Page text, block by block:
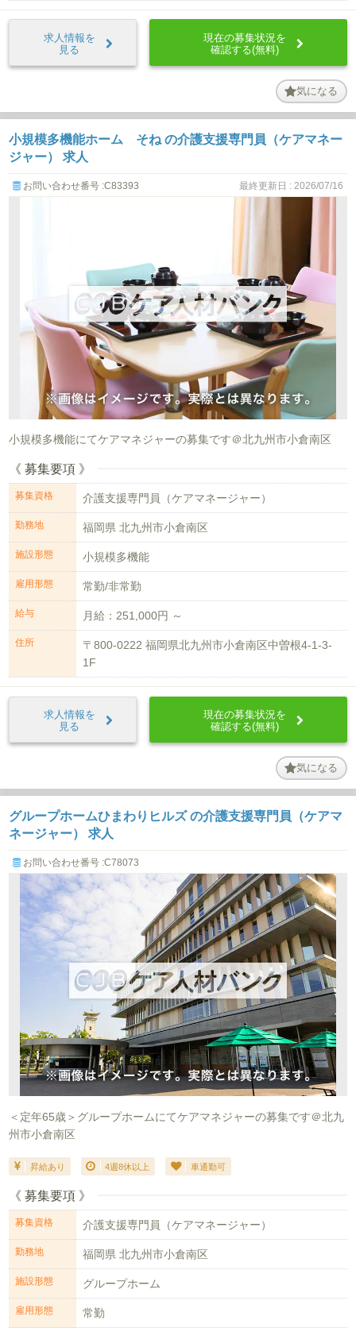
求人情報を
見る
現在の募集状況を
確認する(無料)
気になる
小規模多機能ホーム そね の介護支援専門員（ケアマネー
ジャー） 求人
お問い合わせ番号 :C83393 最終更新日 : 2026/07/16
小規模多機能にてケアマネジャーの募集です＠北九州市小倉南区
《 募集要項 》
募集資格 介護支援専門員（ケアマネージャー）
勤務地 福岡県 北九州市小倉南区
施設形態 小規模多機能
雇用形態 常勤/非常勤
給与 月給：251,000円 ～
住所
〒800-0222 福岡県北九州市小倉南区中曽根4-1-3-
1F
求人情報を
見る
現在の募集状況を
確認する(無料)
気になる
グループホームひまわりヒルズ の介護支援専門員（ケアマ
ネージャー） 求人
お問い合わせ番号 :C78073
＜定年65歳＞グループホームにてケアマネジャーの募集です＠北九
州市小倉南区
昇給あり 4週8休以上 車通勤可
《 募集要項 》
募集資格 介護支援専門員（ケアマネージャー）
勤務地 福岡県 北九州市小倉南区
施設形態 グループホーム
雇用形態 常勤